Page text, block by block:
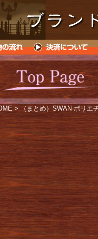
> （まとめ）SWAN ポリエ